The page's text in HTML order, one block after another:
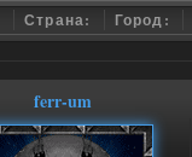
Страна: Город:
ferr-um